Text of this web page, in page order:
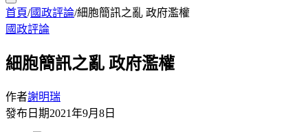
首頁/國政評論/細胞簡訊之亂 政府濫權
國政評論
細胞簡訊之亂 政府濫權
作者謝明瑞
發布日期2021年9月8日